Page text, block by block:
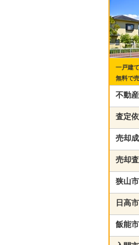
一戸建
無料で
不動
査定
売却
売却
狭山
日高
飯能